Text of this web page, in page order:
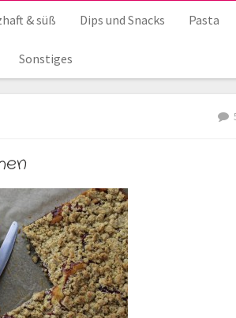
& süß Dips und Snacks Pasta
Sonstiges